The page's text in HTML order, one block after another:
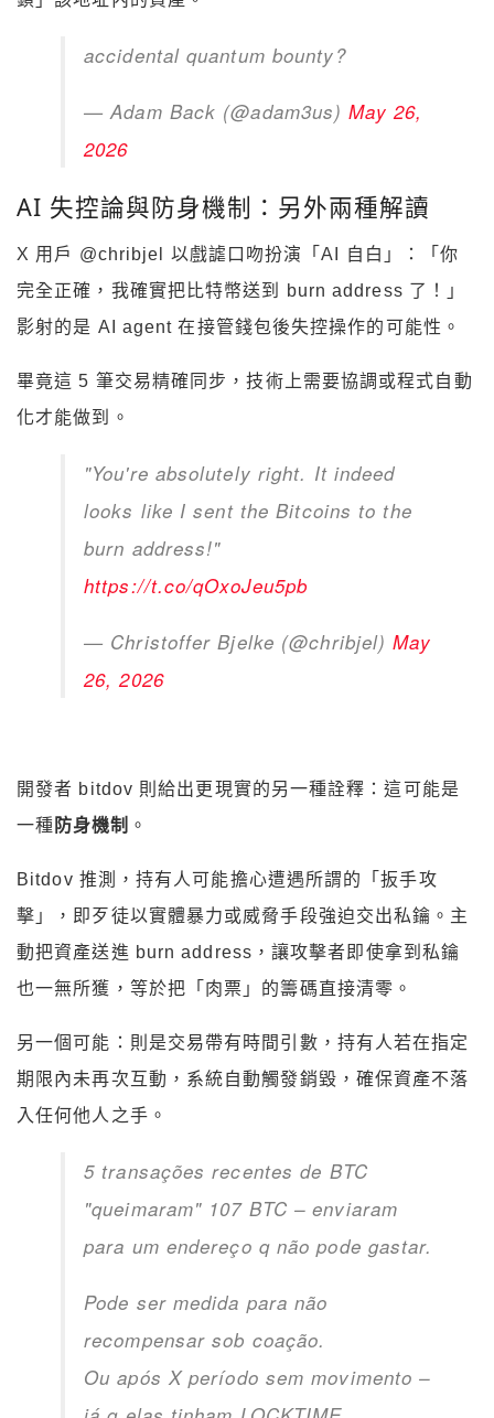
accidental quantum bounty?
— Adam Back (@adam3us)May 26,
2026
AI 失控論與防身機制：另外兩種解讀
X 用戶 @chribjel 以戲謔口吻扮演「AI 自白」：「你
完全正確，我確實把比特幣送到 burn address 了！」
影射的是 AI agent 在接管錢包後失控操作的可能性。
畢竟這 5 筆交易精確同步，技術上需要協調或程式自動
化才能做到。
"You're absolutely right. It indeed
looks like I sent the Bitcoins to the
burn address!"
https://t.co/qOxoJeu5pb
— Christoffer Bjelke (@chribjel)May
26, 2026
開發者 bitdov 則給出更現實的另一種詮釋：這可能是
一種 防身機制 。
Bitdov 推測，持有人可能擔心遭遇所謂的「扳手攻
擊」，即歹徒以實體暴力或威脅手段強迫交出私鑰。主
動把資產送進 burn address，讓攻擊者即使拿到私鑰
也一無所獲，等於把「肉票」的籌碼直接清零。
另一個可能：則是交易帶有時間引數，持有人若在指定
期限內未再次互動，系統自動觸發銷毀，確保資產不落
入任何他人之手。
5 transações recentes de BTC
"queimaram" 107 BTC – enviaram
para um endereço q não pode gastar.
Pode ser medida para não
recompensar sob coação.
Ou após X período sem movimento –